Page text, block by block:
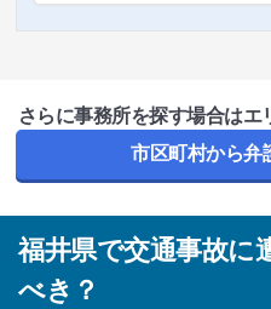
さらに事務所を探す場合はエ
市区町村から弁
福井県で交通事故に
べき？